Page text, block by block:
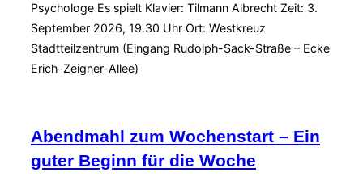
Psychologe Es spielt Klavier: Tilmann Albrecht Zeit: 3.
September 2026, 19.30 Uhr Ort: Westkreuz
Stadtteilzentrum (Eingang Rudolph-Sack-Straße – Ecke
Erich-Zeigner-Allee)
Abendmahl zum Wochenstart – Ein
guter Beginn für die Woche